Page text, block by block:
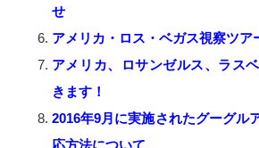
せ
アメリカ・ロス・ベガス視察ツア
アメリカ、ロサンゼルス、ラス
きます！
2016年9月に実施されたグーグル